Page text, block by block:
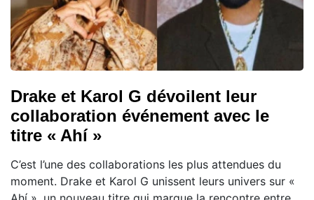
Drake et Karol G dévoilent leur
collaboration événement avec le
titre « Ahí »
C’est l’une des collaborations les plus attendues du
moment. Drake et Karol G unissent leurs univers sur «